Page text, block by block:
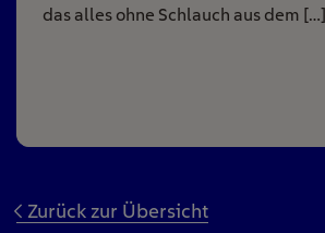
das alles ohne Schlauch aus dem […]
Zurück zur Übersicht